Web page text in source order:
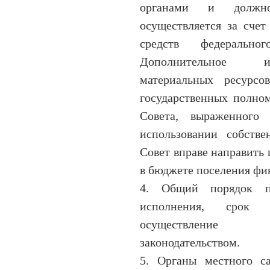
органами и
осуществляется за
средств
Дополнительное
материальных
государственных
Совета,
использовании
Совет вправе направить
в бюджете поселения
4. Общий порядок
исполнения, срок
осуществление
законодательством.
5. Органы местного